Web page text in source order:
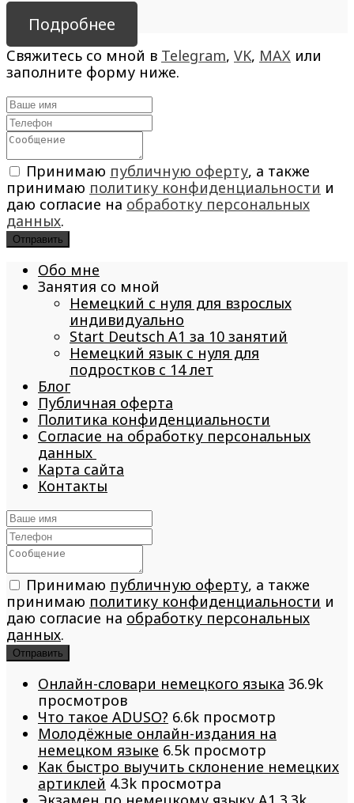
Подробнее
Свяжитесь со мной в Telegram, VK, MAX или
заполните форму ниже.
Принимаю публичную оферту, а также
принимаю политику конфиденциальности и
даю согласие на обработку персональных
данных.
Отправить
Обо мне
Занятия со мной
Немецкий с нуля для взрослых
индивидуально
Start Deutsch A1 за 10 занятий
Немецкий язык с нуля для
подростков с 14 лет
Блог
Публичная оферта
Политика конфиденциальности
Согласие на обработку персональных
данных
Карта сайта
Контакты
Принимаю публичную оферту, а также
принимаю политику конфиденциальности и
даю согласие на обработку персональных
данных.
Отправить
Онлайн-словари немецкого языка 36.9k
просмотров
Что такое ADUSO? 6.6k просмотр
Молодёжные онлайн-издания на
немецком языке 6.5k просмотр
Как быстро выучить склонение немецких
артиклей 4.3k просмотра